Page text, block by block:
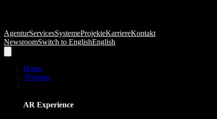
AgenturServicesSystemeProjekteKarriereKontakt
NewsroomSwitch to EnglishEnglish
Home
Projekte
AR Experience